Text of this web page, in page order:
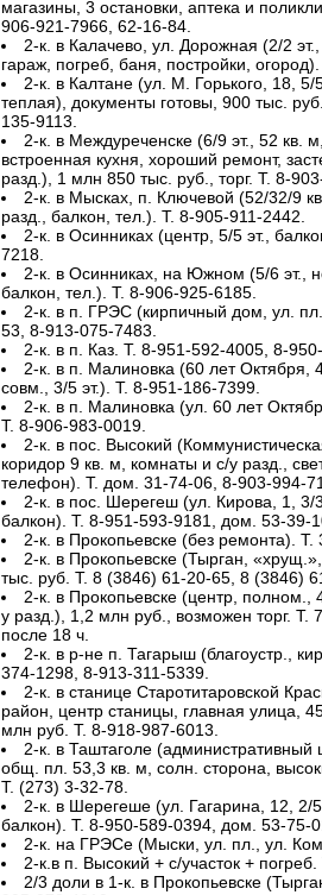
магазины, 3 остановки, аптека и
906-921-7966, 62-16-84.
2-к. в Калачево, ул. Дорожная (2/2
гараж, погреб, баня, постройки,
2-к. в Калтане (ул. М. Горького, 18, 5/
теплая), документы готовы, 900 тыс.
135-9113.
2-к. в Междуреченске (6/9 эт., 52 кв.
встроенная кухня, хороший ремонт,
разд.), 1 млн 850 тыс. руб., торг. Т. 8-
2-к. в Мысках, п. Ключевой (52/32/9
разд., балкон, тел.). Т. 8-905-911-2442.
2-к. в Осинниках (центр, 5/5 эт.,
7218.
2-к. в Осинниках, на Южном (5/6 эт.,
балкон, тел.). Т. 8-906-925-6185.
2-к. в п. ГРЭС (кирпичный дом, ул.
53, 8-913-075-7483.
2-к. в п. Каз. Т. 8-951-592-4005, 8-
2-к. в п. Малиновка (60 лет Октября,
совм., 3/5 эт.). Т. 8-951-186-7399.
2-к. в п. Малиновка (ул. 60 лет
Т. 8-906-983-0019.
2-к. в пос. Высокий
коридор 9 кв. м, комнаты и с/у разд.,
телефон). Т. дом. 31-74-06, 8-903-994-
2-к. в пос. Шерегеш (ул. Кирова, 1, 3/3
балкон). Т. 8-951-593-9181, дом. 53-39-
2-к. в Прокопьевске (без ремонта). Т.
2-к. в Прокопьевске (Тырган,
тыс. руб. Т. 8 (3846) 61-20-65, 8 (3846)
2-к. в Прокопьевске (центр, полном.,
у разд.), 1,2 млн руб., возможен торг. Т.
после 18 ч.
2-к. в р-не п. Тагарыш (благоустр.,
374-1298, 8-913-311-5339.
2-к. в станице Старотитаровской
район, центр станицы, главная улица,
млн руб. Т. 8-918-987-6013.
2-к. в Таштаголе (административный
общ. пл. 53,3 кв. м, солн. сторона,
Т. (273) 3-32-78.
2-к. в Шерегеше (ул. Гагарина, 12, 2/5
балкон). Т. 8-950-589-0394, дом. 53-75-
2-к. на ГРЭСе (Мыски, ул. пл., ул.
2-к.в п. Высокий + с/участок +
2/3 доли в 1-к. в Прокопьевске